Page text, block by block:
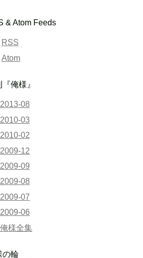
& Atom Feeds
RSS
Atom
『俺様』
2013-08
2010-03
2010-02
2009-12
2009-09
2009-08
2009-07
2009-06
俺様全集
の輪